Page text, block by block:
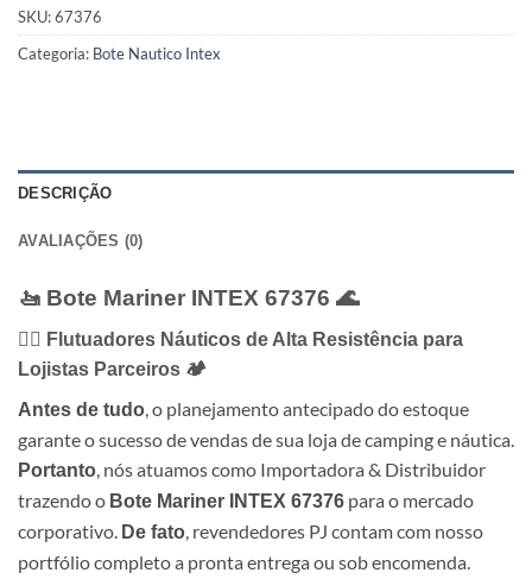
SKU:67376
Categoria: Bote Nautico Intex
DESCRIÇÃO
AVALIAÇÕES (0)
🚤 Bote Mariner INTEX 67376 🌊
🚣‍♂️ Flutuadores Náuticos de Alta Resistência para
Lojistas Parceiros 🏕️
Antes de tudo , o planejamento antecipado do estoque
garante o sucesso de vendas de sua loja de camping e náutica.
Portanto , nós atuamos como Importadora & Distribuidor
trazendo o Bote Mariner INTEX 67376 para o mercado
corporativo. De fato , revendedores PJ contam com nosso
portfólio completo a pronta entrega ou sob encomenda.